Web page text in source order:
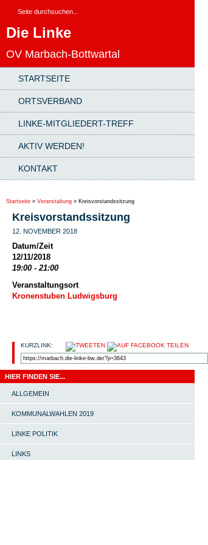
Die Linke
OV Marbach-Bottwartal
STARTSEITE
ORTSVERBAND
LINKE-MITGLIEDERT-TREFF
AKTIV WERDEN!
KONTAKT
Startseite » Veranstaltung » Kreisvorstandssitzung
Kreisvorstandssitzung
12. NOVEMBER 2018
Datum/Zeit
12/11/2018
19:00 - 21:00
Veranstaltungsort
Kronenstuben Ludwigsburg
KURZLINK:
HIER FINDEN SIE...
ALLGEMEIN
KOMMUNALWAHLEN 2019
LINKE POLITIK
LINKS